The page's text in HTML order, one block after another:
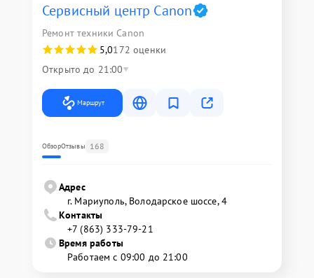
Сервисный центр Canon
Ремонт техники Canon
5,0172 оценки
Открыто до 21:00
Маршрут
ОбзорОтзывы 168
Адрес
г. Мариуполь, Володарское шоссе, 4
Контакты
+7 (863) 333-79-21
Время работы
Работаем с 09:00 до 21:00